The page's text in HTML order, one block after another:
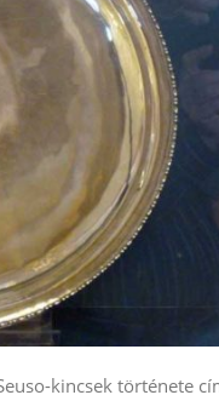
kincsek története